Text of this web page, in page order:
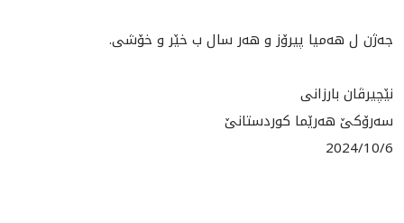
جه‌ژن ل هه‌ميا پيرۆز و هه‌ر سال ب خێر و خۆشى.
نێچيرڤان بارزانى
سه‌رۆكێ هه‌رێما كوردستانێ
2024/10/6